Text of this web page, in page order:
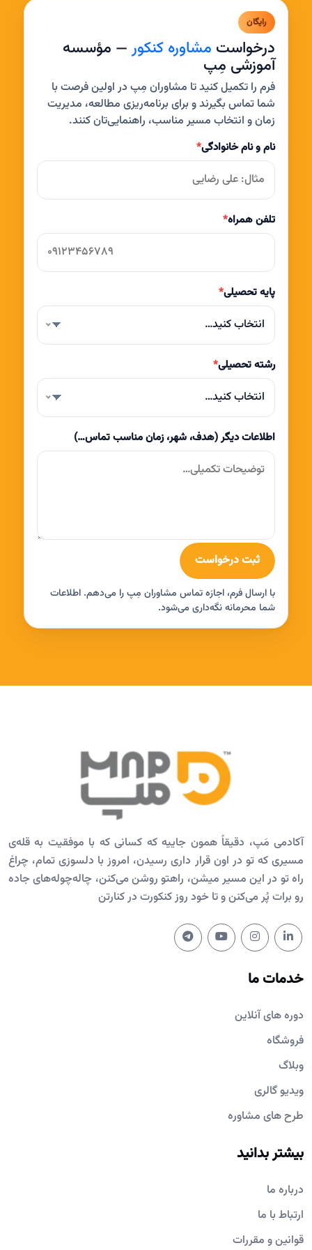
رایگان
درخواست مشاوره کنکور— مؤسسه
آموزشی مِپ
فرم را تکمیل کنید تا مشاوران مِپ در اولین فرصت با
شما تماس بگیرند و برای برنامه‌ریزی مطالعه، مدیریت
زمان و انتخاب مسیر مناسب، راهنمایی‌تان کنند.
نام و نام خانوادگی*
تلفن همراه*
پایه تحصیلی*
انتخاب کنید…
رشته تحصیلی*
انتخاب کنید…
اطلاعات دیگر (هدف، شهر، زمان مناسب تماس…)
ثبت درخواست
با ارسال فرم، اجازه تماس مشاوران مِپ را می‌دهم. اطلاعات
شما محرمانه نگه‌داری می‌شود.
آکادمی مَپ، دقیقاً همون جاییه که کسانی که با موفقیت به قله‌ی
مسیری که تو در اون قرار داری رسیدن، امروز با دلسوزی تمام، چراغ
راه تو در این مسیر میشن، راهتو روشن می‌کنن، چاله‌چوله‌های جاده
رو برات پُر می‌کنن و تا خود روز کنکورت در کنارتن
خدمات ما
دوره های آنلاین
فروشگاه
وبلاگ
ویدیو گالری
طرح های مشاوره
بیشتر بدانید
درباره ما
ارتباط با ما
قوانین و مقررات